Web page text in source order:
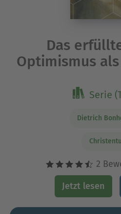
Das
Optimismus
Serie
Dietrich
2
Jetzt lesen